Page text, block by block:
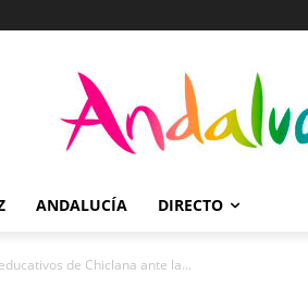
ANDALUCÍA DIRECTO
de Chiclana ante la...